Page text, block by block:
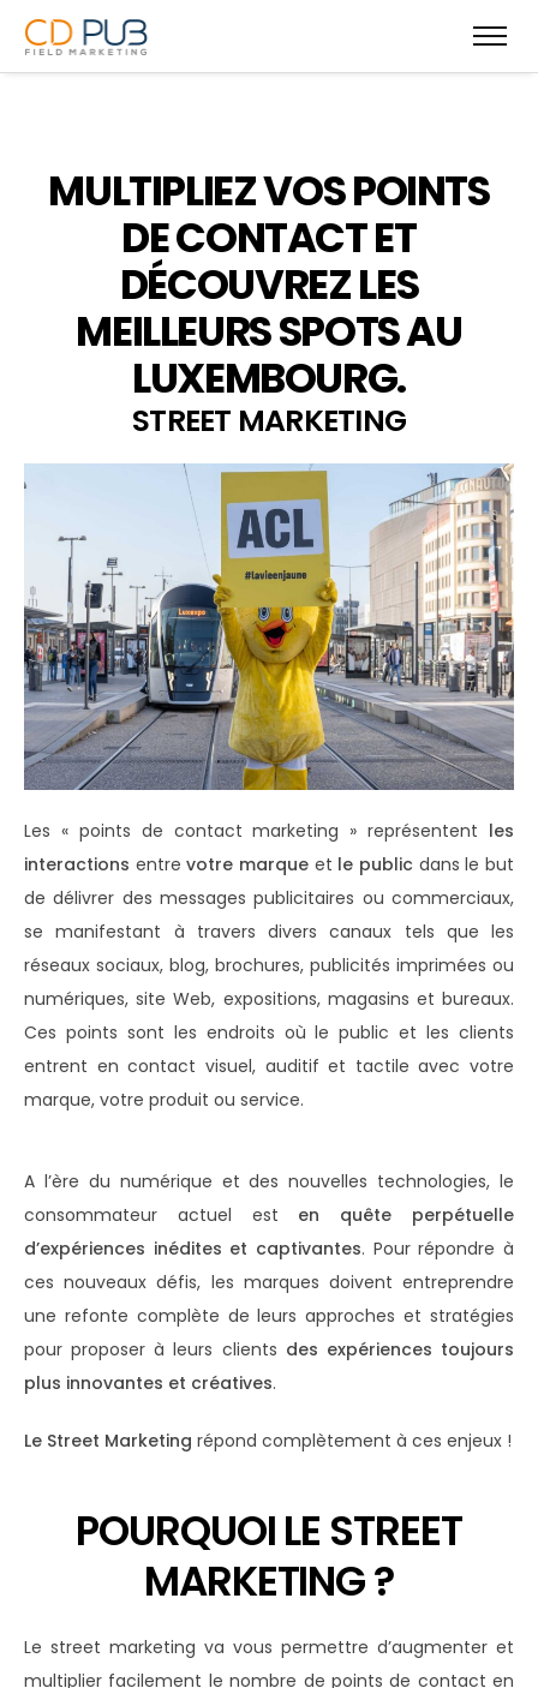
MULTIPLIEZ VOS POINTS
DE CONTACT ET
DÉCOUVREZ LES
MEILLEURS SPOTS AU
LUXEMBOURG.
STREET MARKETING
Les « points de contact marketing » représentent les
interactions entrevotre marque et le public dans le but
de délivrer des messages publicitaires ou commerciaux,
se manifestant à travers divers canaux tels que les
réseaux sociaux, blog, brochures, publicités imprimées ou
numériques, site Web, expositions, magasins et bureaux.
Ces points sont les endroits où le public et les clients
entrent en contact visuel, auditif et tactile avec votre
marque, votre produit ou service.
A l’ère du numérique et des nouvelles technologies, le
consommateur actuel est en quête perpétuelle
d’expériences inédites et captivantes. Pour répondre à
ces nouveaux défis, les marques doivent entreprendre
une refonte complète de leurs approches et stratégies
pour proposer à leurs clients des expériences toujours
plus innovantes et créatives.
Le Street Marketing répond complètement à ces enjeux !
POURQUOI LE STREET
MARKETING ?
Le street marketing va vous permettre d’augmenter et
multiplier facilement le nombre de points de contact en